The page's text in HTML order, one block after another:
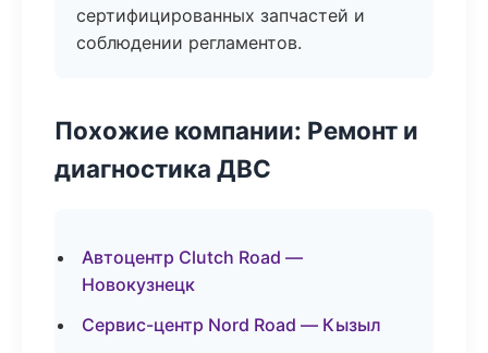
сертифицированных запчастей и
соблюдении регламентов.
Похожие компании: Ремонт и
диагностика ДВС
Автоцентр Clutch Road —
Новокузнецк
Сервис-центр Nord Road — Кызыл